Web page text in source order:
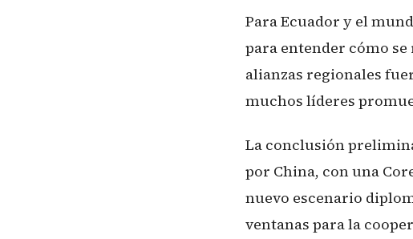
Para Ecuador y el
para entender cómo
alianzas regionales
muchos líderes
La conclusión
por China, con una
nuevo escenario
ventanas para la